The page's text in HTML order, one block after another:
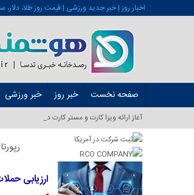
اخبار روز | خبر جدید ورزشی | قیمت روز طلا، دلار،
صفحه نخست خبر روز خبر ورزشی
آغاز ارائه ویزا کارت و مستر کارت در ایران از شهریور ۱۴_
ارزیابی